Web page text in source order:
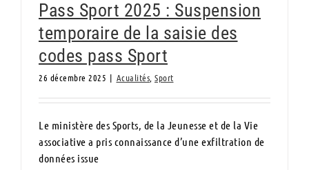
Pass Sport 2025 : Suspension
temporaire de la saisie des
codes pass Sport
26 décembre 2025 | Acualités Sport
Le ministère des Sports, de la Jeunesse et de la Vie
associative a pris connaissance d’une exfiltration de
données issue